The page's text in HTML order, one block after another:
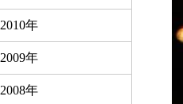
2010年
2009年
2008年